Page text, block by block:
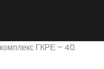
ГКРЕ – 40